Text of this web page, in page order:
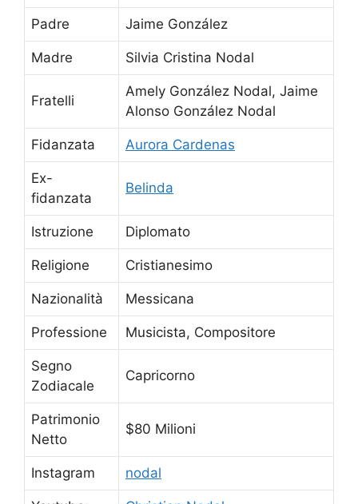
Padre Jaime González
Madre Silvia Cristina Nodal
Fratelli
Amely González Nodal, Jaime
Alonso González Nodal
Fidanzata Aurora Cardenas
Ex-
fidanzata
Belinda
Istruzione Diplomato
Religione Cristianesimo
Nazionalità Messicana
Professione Musicista, Compositore
Segno
Zodiacale
Capricorno
Patrimonio
Netto
$80 Milioni
Instagram nodal